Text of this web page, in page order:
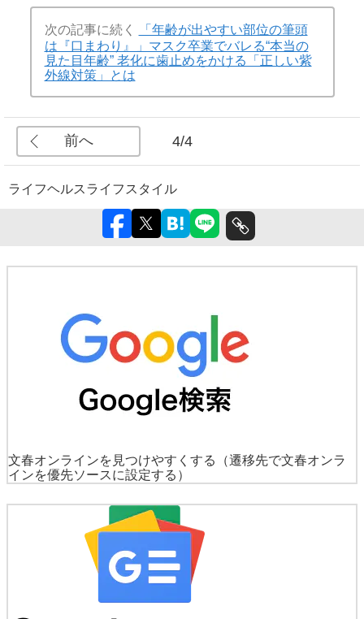
次の記事に続く
「年齢が出やすい部位の筆頭
は『口まわり』」マスク卒業でバレる“本当の
見た目年齢” 老化に歯止めをかける「正しい紫
外線対策」とは
前へ 4/4
ライフヘルスライフスタイル
文春オンラインを見つけやすくする
（遷移先で文春オンラ
インを優先ソースに設定する）